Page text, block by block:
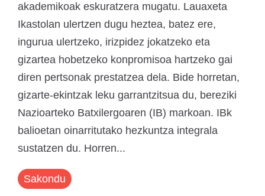
akademikoak eskuratzera mugatu. Lauaxeta
Ikastolan ulertzen dugu heztea, batez ere,
ingurua ulertzeko, irizpidez jokatzeko eta
gizartea hobetzeko konpromisoa hartzeko gai
diren pertsonak prestatzea dela. Bide horretan,
gizarte-ekintzak leku garrantzitsua du, bereziki
Nazioarteko Batxilergoaren (IB) markoan. IBk
balioetan oinarritutako hezkuntza integrala
sustatzen du. Horren...
Sakondu